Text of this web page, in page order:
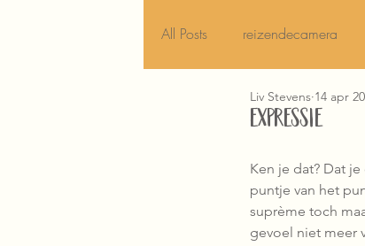
All Posts reizendecamera
EXPRESSIE
Liv Stevens 14 apr
Ken je dat? Dat
puntje van het
suprème toch
gevoel niet meer